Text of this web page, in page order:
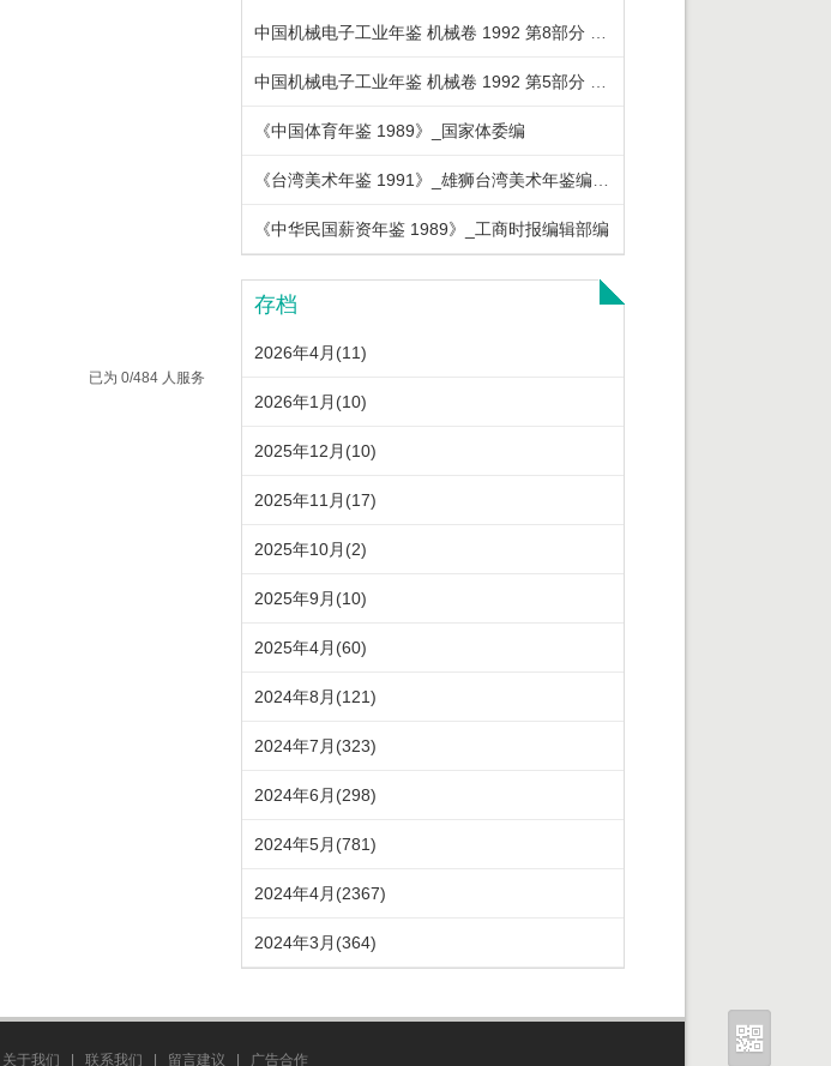
已为 0/484 人服务
中国机械电子工业年鉴 机械卷 1992 第8部分 机械工业重要经济政策法规
中国机械电子工业年鉴 机械卷 1992 第5部分 机械工业优质产品及节能产品
《中国体育年鉴 1989》_国家体委编
《台湾美术年鉴 1991》_雄狮台湾美术年鉴编辑委员会编著
《中华民国薪资年鉴 1989》_工商时报编辑部编
存档
2026年4月(11)
2026年1月(10)
2025年12月(10)
2025年11月(17)
2025年10月(2)
2025年9月(10)
2025年4月(60)
2024年8月(121)
2024年7月(323)
2024年6月(298)
2024年5月(781)
2024年4月(2367)
2024年3月(364)
关于我们 联系我们 留言建议 广告合作